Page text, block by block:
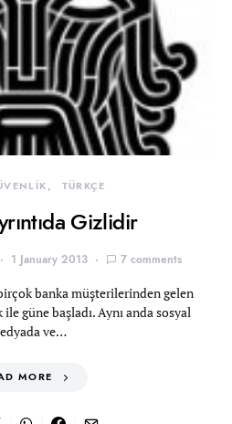
TÜRKÇE
Gizlidir
1 January 2013 7 comments
banka müşterilerinden gelen
güne başladı. Aynı anda sosyal
ve…
MORE